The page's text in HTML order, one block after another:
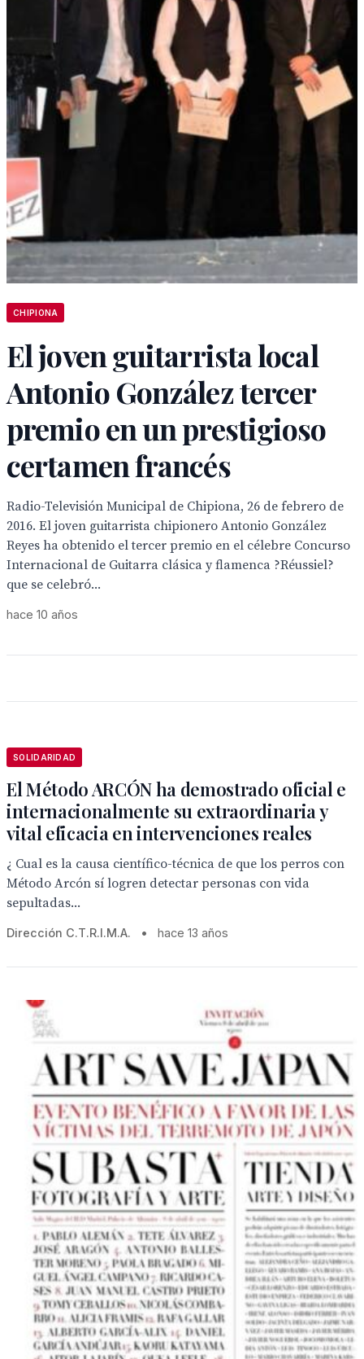
CHIPIONA
El joven guitarrista local
Antonio González tercer
premio en un prestigioso
certamen francés
Radio-Televisión Municipal de Chipiona, 26 de febrero de
2016. El joven guitarrista chipionero Antonio González
Reyes ha obtenido el tercer premio en el célebre Concurso
Internacional de Guitarra clásica y flamenca ?Réussiel?
que se celebró...
hace 10 años
SOLIDARIDAD
El Método ARCÓN ha demostrado oficial e
internacionalmente su extraordinaria y
vital eficacia en intervenciones reales
¿ Cual es la causa científico-técnica de que los perros con
Método Arcón sí logren detectar personas con vida
sepultadas...
Dirección C.T.R.I.M.A. • hace 13 años